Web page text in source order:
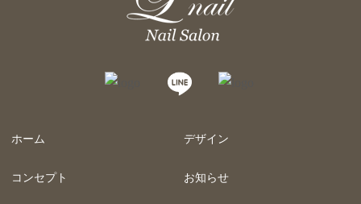
ホーム
コンセプト
デザイン
お知らせ